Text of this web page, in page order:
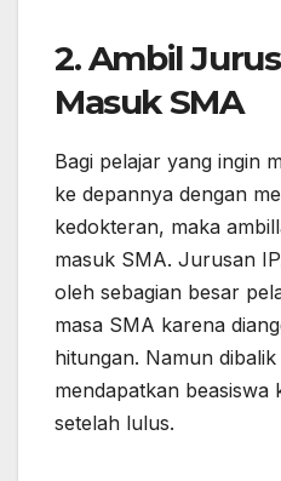
2. Ambil
Masuk SMA
Bagi pelajar yang ingin
ke depannya dengan
kedokteran, maka
masuk SMA. Jurusan
oleh sebagian besar
masa SMA karena
hitungan. Namun
mendapatkan beasiswa
setelah lulus.